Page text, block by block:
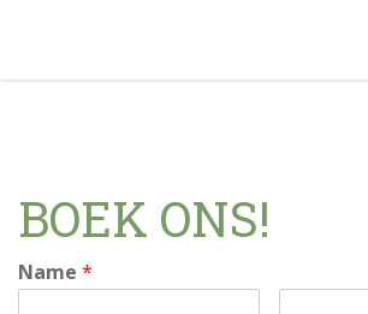
BOEK ONS!
Name *